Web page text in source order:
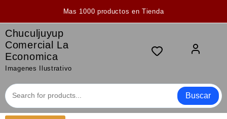
Mas 1000 productos en Tienda
Chuculjuyup
Comercial La
Economica
Imagenes Ilustrativo
Buscar